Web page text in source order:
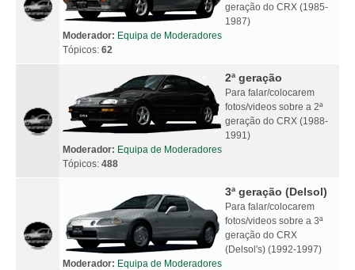
geração do CRX (1985-
1987)
Moderador: Equipa de Moderadores
Tópicos: 62
2ª geração
Para falar/colocarem
fotos/videos sobre a 2ª
geração do CRX (1988-
1991)
Moderador: Equipa de Moderadores
Tópicos: 488
3ª geração (Delsol)
Para falar/colocarem
fotos/videos sobre a 3ª
geração do CRX
(Delsol's) (1992-1997)
Moderador: Equipa de Moderadores